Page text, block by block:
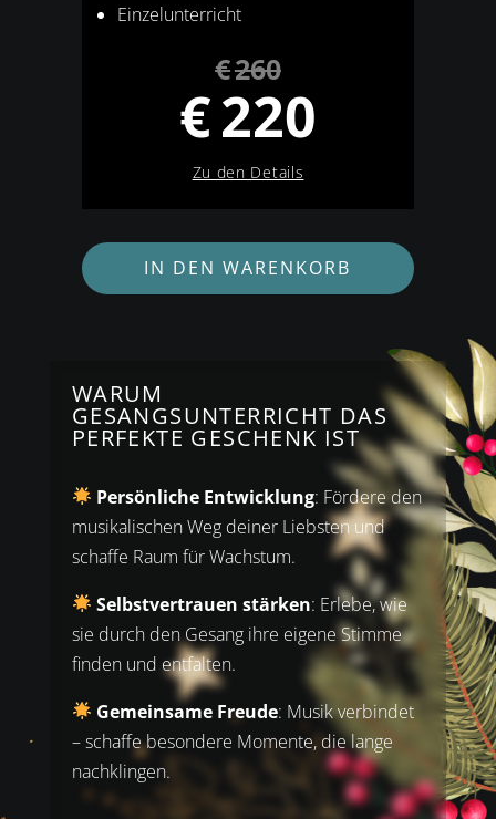
Einzelunterricht
€260Ursprünglicher
Preis
war:
€220
Preis
€220.
Zu den Details
IN DEN WARENKORB
WARUM
GESANGSUNTERRICHT DAS
PERFEKTE GESCHENK IST
Persönliche Entwicklung: Fördere den
musikalischen Weg deiner Liebsten und
schaffe Raum für Wachstum.
Selbstvertrauen stärken: Erlebe, wie
sie durch den Gesang ihre eigene Stimme
finden und entfalten.
Gemeinsame Freude: Musik verbindet
– schaffe besondere Momente, die lange
nachklingen.